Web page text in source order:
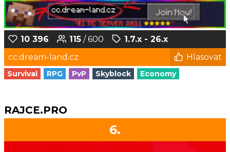
10 396 115 / 600
1.7.x - 26.x
cc.dream-land.cz
Hlasovat
Survival RPG PvP Skyblock Economy
RAJCE.PRO
6.